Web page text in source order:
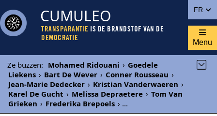
FR
CUMULEO
TRANSPARANTIE IS DE BRANDSTOF VAN DE
DEMOCRATIE
Menu
Ze buzzen: Mohamed Ridouani › Goedele
Liekens › Bart De Wever › Conner Rousseau ›
Jean-Marie Dedecker › Kristian Vanderwaeren ›
Karel De Gucht › Melissa Depraetere › Tom Van
Grieken › Frederika Brepoels › ...